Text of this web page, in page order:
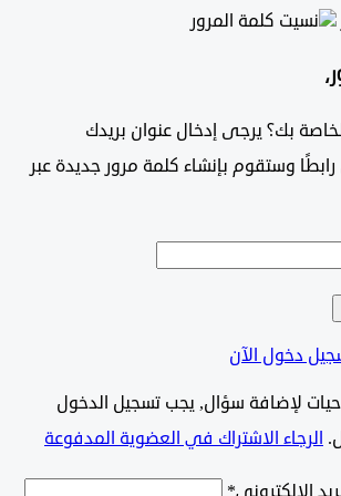
يرجى إدخال عنوان بريدك
وستقوم بإنشاء كلمة مرور جديدة عبر
الآن
سؤال, يجب تسجيل الدخول
الاشتراك في العضوية المدفوعة